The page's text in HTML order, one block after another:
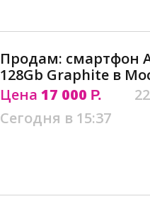
Продам: смартфон
128Gb Graphite в
Цена 17 000 Р.
Сегодня в 15:37